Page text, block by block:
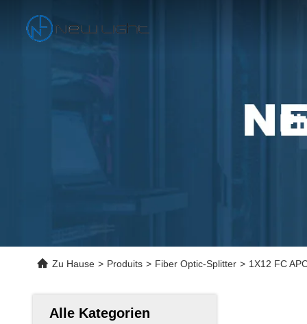
Zu Hause > Produits > Fiber Optic-Splitter > 1X12 FC
Alle Kategorien